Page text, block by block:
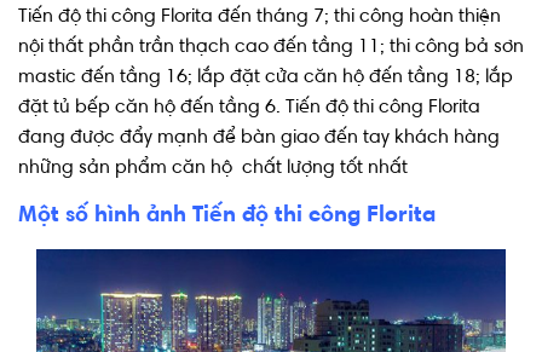
Tiến độ thi công Florita đến tháng 7; thi công hoàn thiện
nội thất phần trần thạch cao đến tầng 11; thi công bả sơn
mastic đến tầng 16; lắp đặt cửa căn hộ đến tầng 18; lắp
đặt tủ bếp căn hộ đến tầng 6. Tiến độ thi công Florita
đang được đẩy mạnh để bàn giao đến tay khách hàng
những sản phẩm căn hộ chất lượng tốt nhất
Một số hình ảnh Tiến độ thi công Florita